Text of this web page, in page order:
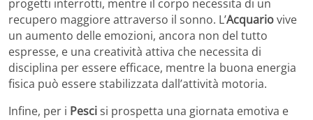
progetti interrotti, mentre il corpo necessita di un
recupero maggiore attraverso il sonno. L’Acquariovive
un aumento delle emozioni, ancora non del tutto
espresse, e una creatività attiva che necessita di
disciplina per essere efficace, mentre la buona energia
fisica può essere stabilizzata dall’attività motoria.
Infine, per i Pescisi prospetta una giornata emotiva e